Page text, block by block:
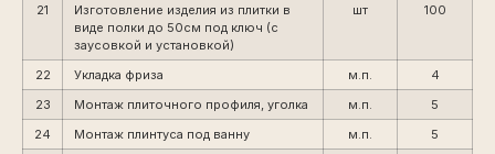
21
Изготовление изделия из плитки в
виде полки до 50см под ключ (с
заусовкой и установкой)
шт 100
22 Укладка фриза м.п.
4
23
Монтаж плиточного профиля, уголка м.п.
5
24
Монтаж плинтуса под ванну м.п.
5